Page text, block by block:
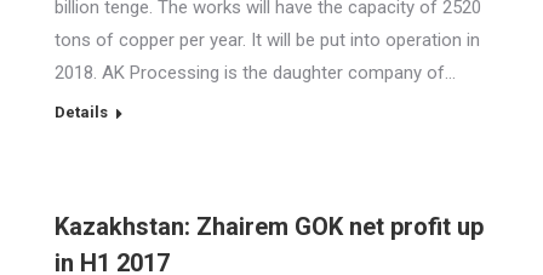
billion tenge. The works will have the capacity of 2520
tons of copper per year. It will be put into operation in
2018. AK Processing is the daughter company of…
Details
Kazakhstan: Zhairem GOK net profit up
in H1 2017